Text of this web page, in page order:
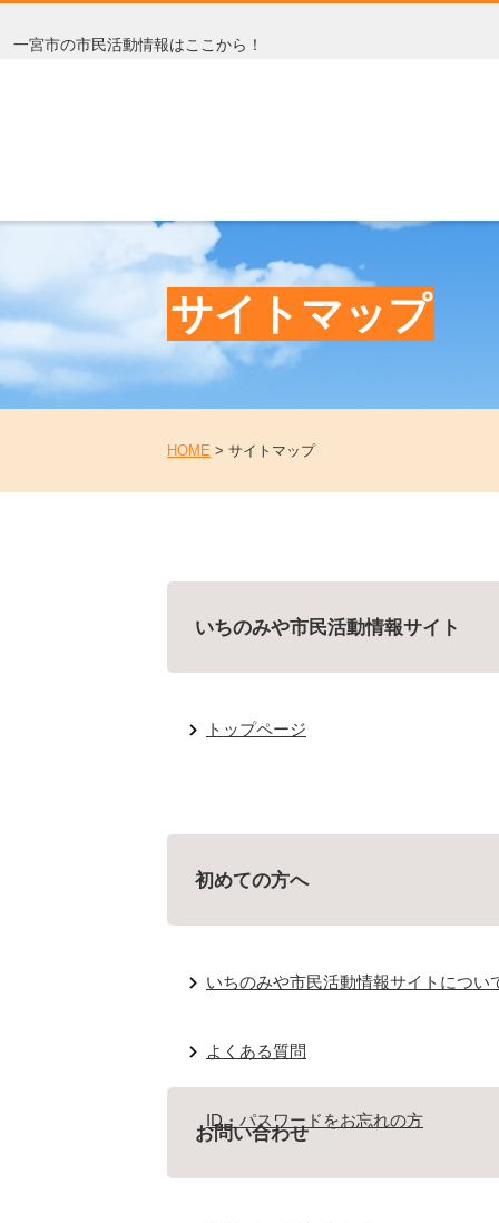
一宮市の市民活動情報はここから！
サイトマップ
HOME > サイトマップ
いちのみや市民活動情報サイト
トップページ
初めての方へ
いちのみや市民活動情報サイトについ
よくある質問
ID・パスワードをお忘れの方
お問い合わせ